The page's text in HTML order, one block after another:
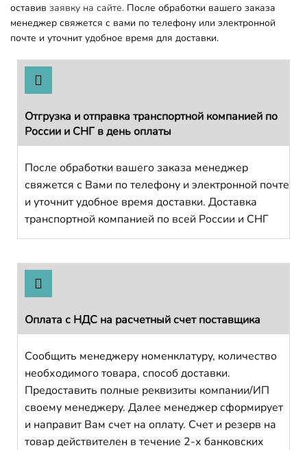
оставив заявку на сайте. После обработки вашего заказа
менеджер свяжется с вами по телефону или электронной
почте и уточнит удобное время для доставки.
Отгрузка и отправка транспортной компанией по
России и СНГ в день оплаты
После обработки вашего заказа менеджер
свяжется с Вами по телефону и электронной почте
и уточнит удобное время доставки. Доставка
транспортной компанией по всей России и СНГ
Оплата с НДС на расчетный счет поставщика
Сообщить менеджеру номенклатуру, количество
необходимого товара, способ доставки.
Предоставить полные реквизиты компании/ИП
своему менеджеру. Далее менеджер сформирует
и направит Вам счет на оплату. Счет и резерв на
товар действителен в течение 2-х банковских